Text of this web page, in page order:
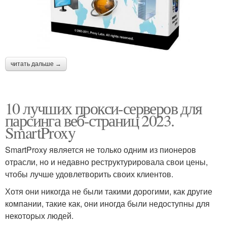
читать дальше →
10 лучших прокси-серверов для
парсинга веб-страниц 2023.
SmartProxy
SmartProxy является не только одним из пионеров
отрасли, но и недавно реструктурировала свои цены,
чтобы лучше удовлетворить своих клиентов.
Хотя они никогда не были такими дорогими, как другие
компании, такие как, они иногда были недоступны для
некоторых людей.